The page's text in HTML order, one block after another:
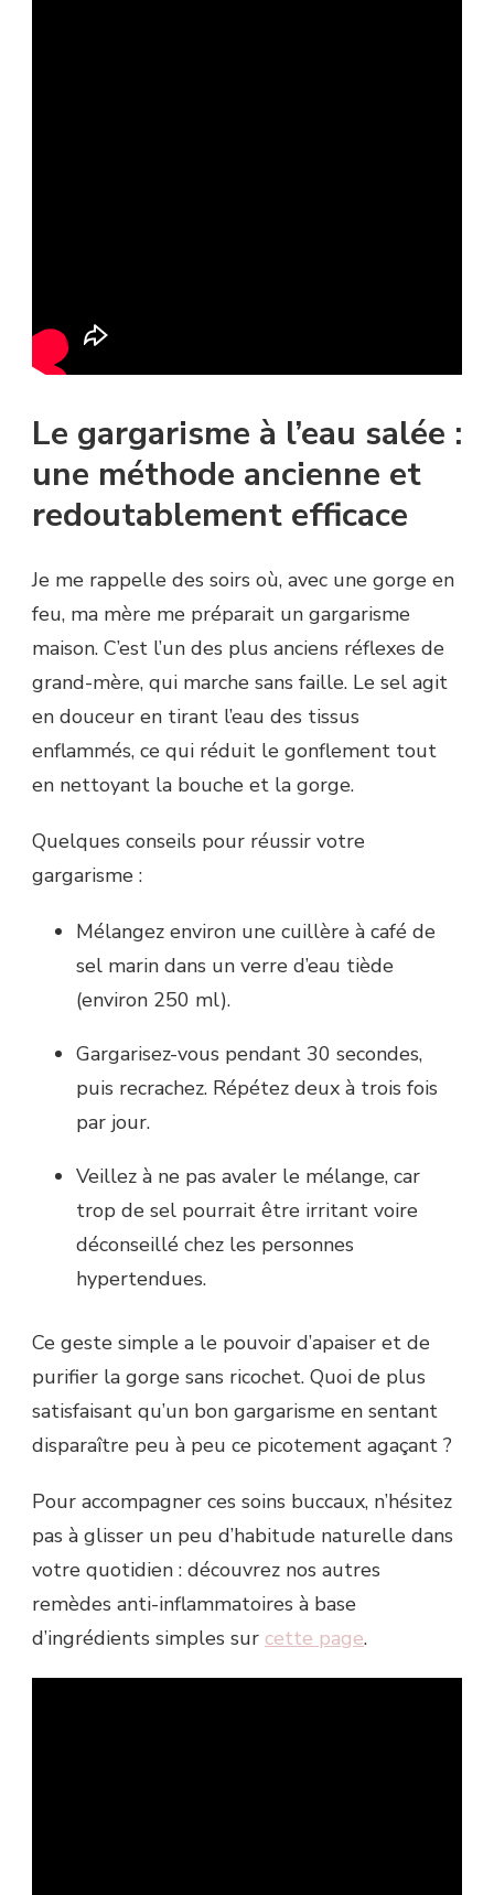
Le gargarisme à l’eau salée :
une méthode ancienne et
redoutablement efficace
Je me rappelle des soirs où, avec une gorge en
feu, ma mère me préparait un gargarisme
maison. C’est l’un des plus anciens réflexes de
grand-mère, qui marche sans faille. Le sel agit
en douceur en tirant l’eau des tissus
enflammés, ce qui réduit le gonflement tout
en nettoyant la bouche et la gorge.
Quelques conseils pour réussir votre
gargarisme :
Mélangez environ une cuillère à café de
sel marin dans un verre d’eau tiède
(environ 250 ml).
Gargarisez-vous pendant 30 secondes,
puis recrachez. Répétez deux à trois fois
par jour.
Veillez à ne pas avaler le mélange, car
trop de sel pourrait être irritant voire
déconseillé chez les personnes
hypertendues.
Ce geste simple a le pouvoir d’apaiser et de
purifier la gorge sans ricochet. Quoi de plus
satisfaisant qu’un bon gargarisme en sentant
disparaître peu à peu ce picotement agaçant ?
Pour accompagner ces soins buccaux, n’hésitez
pas à glisser un peu d’habitude naturelle dans
votre quotidien : découvrez nos autres
remèdes anti-inflammatoires à base
d’ingrédients simples sur cette page.